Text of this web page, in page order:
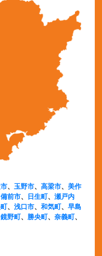
、 玉野市、 高梁市、 美作
備前市、 日生町、 瀬戸内
、 浅口市、 和気町、 早島
鏡野町、 勝央町、 奈義町、